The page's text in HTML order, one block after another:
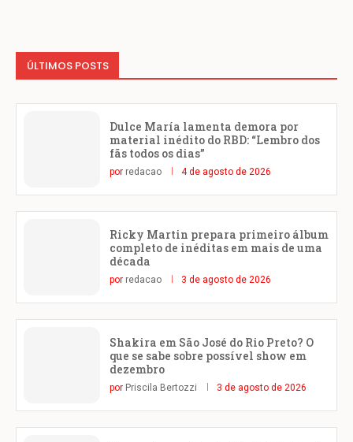
ÚLTIMOS POSTS
Dulce María lamenta demora por
material inédito do RBD: “Lembro dos
fãs todos os dias”
por redacao 4 de agosto de 2026
Ricky Martin prepara primeiro álbum
completo de inéditas em mais de uma
década
por redacao 3 de agosto de 2026
Shakira em São José do Rio Preto? O
que se sabe sobre possível show em
dezembro
por Priscila Bertozzi 3 de agosto de 2026